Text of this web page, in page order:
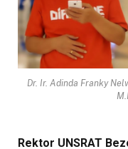
Dr. Ir. Adinda Franky
Rektor UNSRAT